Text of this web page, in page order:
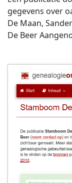
gegevens over
De Maan,
De Beer